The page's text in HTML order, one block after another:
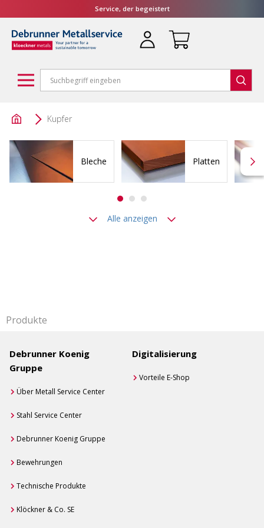
Service, der begeistert
Kupfer
Bleche Platten
Alle anzeigen
Produkte
Debrunner Koenig
Gruppe
Über Metall Service Center
Stahl Service Center
Debrunner Koenig Gruppe
Bewehrungen
Technische Produkte
Klöckner & Co. SE
Digitalisierung
Vorteile E-Shop